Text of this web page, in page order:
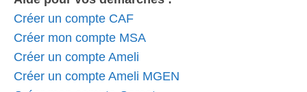
Créer un compte CAF
Créer mon compte MSA
Créer un compte Ameli
Créer un compte Ameli MGEN